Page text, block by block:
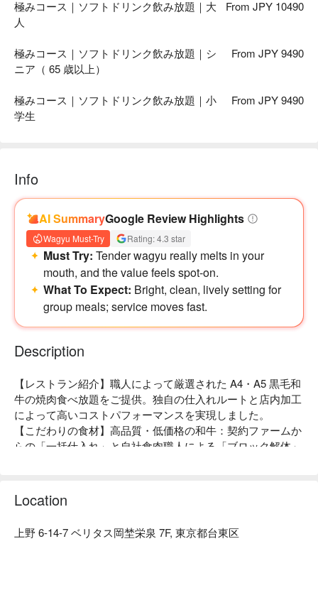
極みコース｜ソフトドリンク飲み放題｜大
人
From JPY 10490
極みコース｜ソフトドリンク飲み放題｜シ
ニア（ 65 歳以上）
From JPY 9490
極みコース｜ソフトドリンク飲み放題｜小
学生
From JPY 9490
Info
AI SummaryGoogle Review Highlights
Wagyu Must-Try Rating: 4.3 star
Must Try: Tender wagyu really melts in your
mouth, and the value feels spot-on.
What To Expect: Bright, clean, lively setting for
group meals; service moves fast.
Description
【レストラン紹介】職人によって厳選された A4・A5 黒毛和
牛の焼肉食べ放題をご提供。独自の仕入れルートと店内加工
によって高いコストパフォーマンスを実現しました。
【こだわりの食材】高品質・低価格の和牛：契約ファームか
らの「一括仕入れ」と自社食肉職人による「ブロック解体」
に食べ放題でご提供が可能に！
【店内雰囲気】飯田橋の夜景が見えるお席あり！デート・女
も完備致しております。
Location
上野 6-14-7 ベリタス岡埜栄泉 7F, 東京都台東区